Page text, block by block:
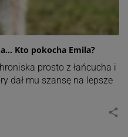
Kto pokocha Emila?
prosto z łańcucha i
dał mu szansę na lepsze
share